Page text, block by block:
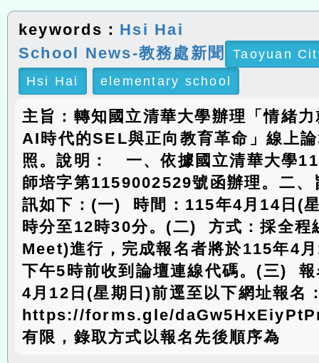
keywords： Hsi Hai
School News-教務處新聞
Taoyuan
Hsi Hai
elementary school
主旨：轉知國立清華大學辦理「情緒
AI時代的SEL與正向教育革命」線上
照。說明： 一、依據國立清華大學
師培字第1159002529號函辦理。二、
訊如下：(一) 時間：115年4月14日(
時分至12時30分。(二) 方式：採全
Meet)進行，完成報名者將於115年4
下午5時前收到論壇連線代碼。(三)
4月12日(星期日)前逕至以下網址報名
https://forms.gle/
有限，錄取方式以報名先後順序為